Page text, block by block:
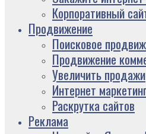
Корпоративный
Продвижение
Поисковое
Продвижение
Увеличить продажи
Интернет маркетинг
Раскрутка сайтов
Реклама